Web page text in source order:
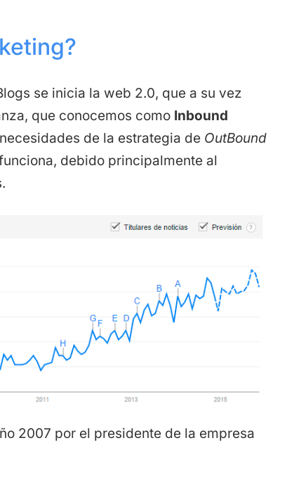
se inicia la web 2.0, que a su vez
que conocemos como Inbound
de la estrategia de OutBound
debido principalmente al
2007 por el presidente de la empresa